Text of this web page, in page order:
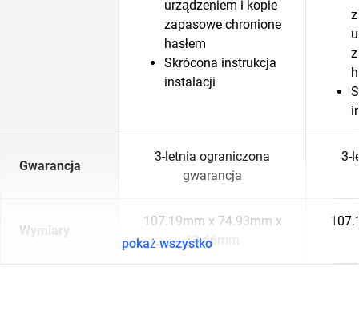
urządzeniem i kopie
zapasowe chronione
hasłem
Skrócona instrukcja
instalacji
Gwarancja
3-letnia ograniczona
gwarancja
3-
Wymiary
107.19mm x 74.93mm x
13.46mm
pokaż wszystko